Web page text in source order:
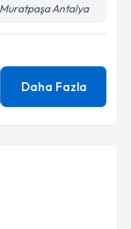
Muratpaşa Antalya
Daha Fazla